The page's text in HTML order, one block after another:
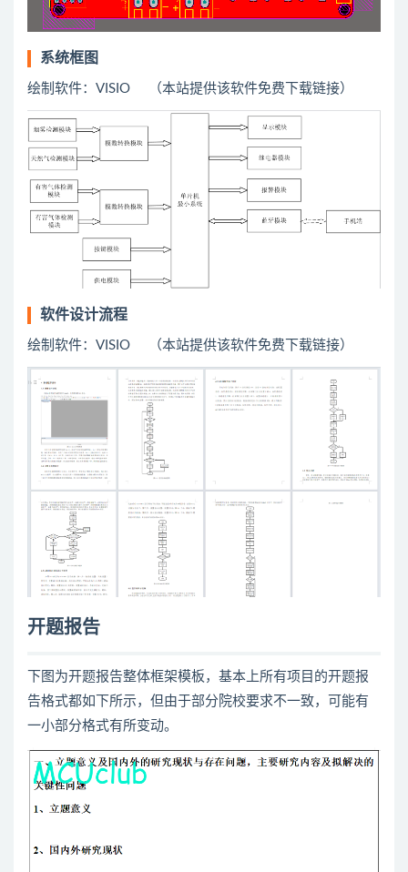
系统框图
绘制软件：VISIO （本站提供该软件免费下载链接）
软件设计流程
绘制软件：VISIO （本站提供该软件免费下载链接）
开题报告
下图为开题报告整体框架模板，基本上所有项目的开题报
告格式都如下所示，但由于部分院校要求不一致，可能有
一小部分格式有所变动。